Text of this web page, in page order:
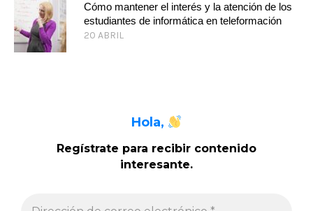
Cómo mantener el interés y la atención de los
estudiantes de informática en teleformación
20 ABRIL
Hola,
Regístrate para recibir contenido
interesante.